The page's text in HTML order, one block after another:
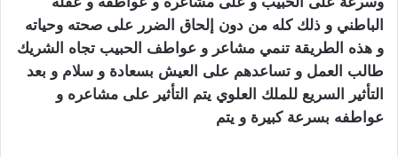
الباطني و ذلك كله من دون إلحاق الضرر على صحته وحياته
و هذه الطريقة تنمي مشاعر و عواطف الحبيب تجاه الشريك
طالب العمل و تساعدهم على العيش بسعادة و سلام و بعد
التأثير السريع للملك العلوي يتم التأثير على مشاعره و
عواطفه بسرعة كبيرة و يتم